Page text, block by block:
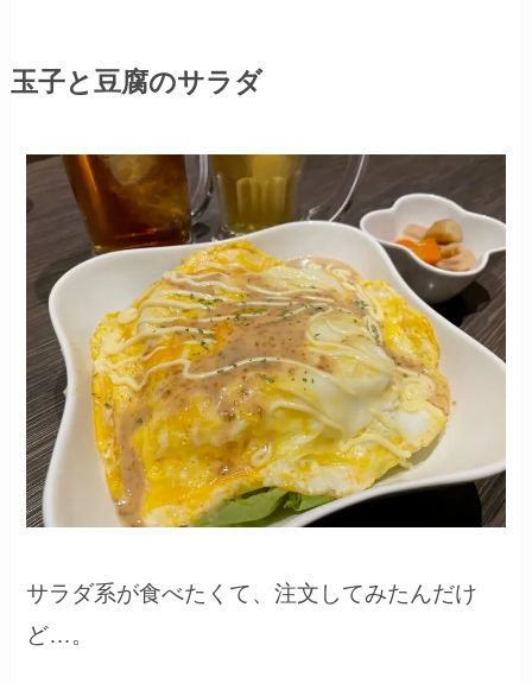
玉子と豆腐のサラダ
サラダ系が食べたくて、注文してみたんだけ
ど…。